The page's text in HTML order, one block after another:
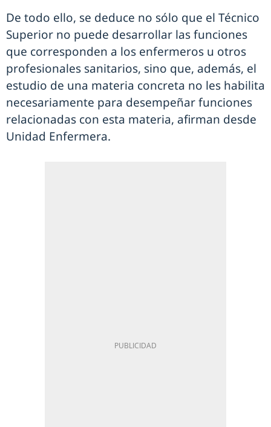
De todo ello, se deduce no sólo que el Técnico
Superior no puede desarrollar las funciones
que corresponden a los enfermeros u otros
profesionales sanitarios, sino que, además, el
estudio de una materia concreta no les habilita
necesariamente para desempeñar funciones
relacionadas con esta materia, afirman desde
Unidad Enfermera.